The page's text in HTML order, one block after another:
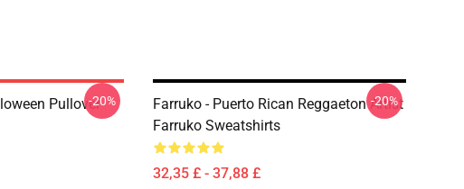
Pullover-20%
Farruko - Puerto Rican Reggaeton Artist
Farruko Sweatshirts
32,35 £ - 37,88 £
-20%